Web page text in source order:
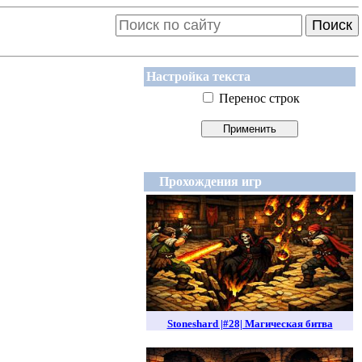
Поиск
Настройка текста
Перенос строк
Прохождения игр
Stoneshard |#28| Магическая битва